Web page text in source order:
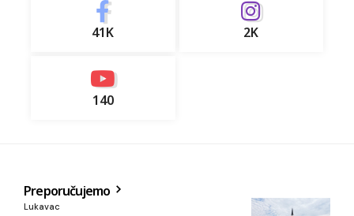
41K 2K
140
Preporučujemo
Lukavac